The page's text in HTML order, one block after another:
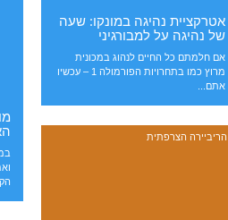
אטרקציית נהיגה במונקו: שעה
של נהיגה על למבורגיני
אם חלמתם כל החיים לנהוג במכונית
מרוץ כמו בתחרויות הפורמולה 1 – עכשיו
אתם...
הריביירה הצרפתית